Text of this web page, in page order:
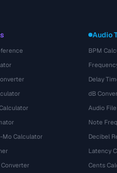
Mo Calculator
Audio
BPM
Delay
dB
Audio
Note
Decibel
Latency
Cents